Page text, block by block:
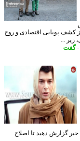
پویایی اقتصادی و روح
...
دهید تا اصلاح